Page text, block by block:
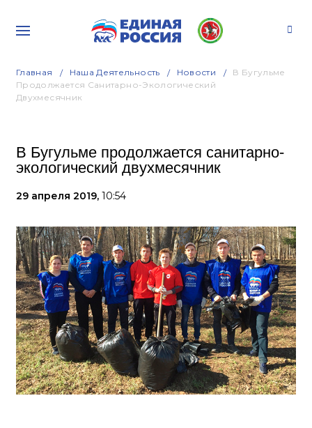
Главная Наша Деятельность Новости
В Бугульме
Продолжается Санитарно-Экологический
Двухмесячник
В Бугульме продолжается санитарно-
экологический двухмесячник
29 апреля 2019, 10:54